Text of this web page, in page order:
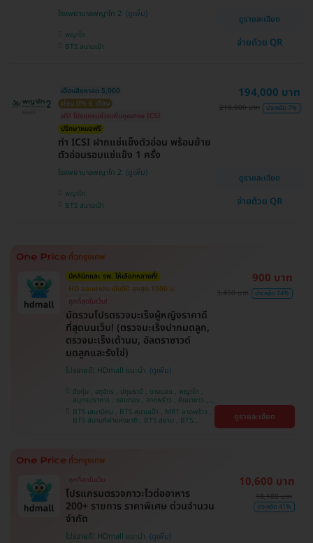
โรงพยาบาลพญาไท 2
พญาไท
BTS สนามเป้า
ดูรายละเอียด
จ่ายด้วย QR
เดือนสิงหาลด 5,000
ผ่อน 0% 6 เดือน
ฟรี! โปรแกรมช่วยเพิ่มคุณภาพ ICSI
ปรึกษาหมอฟรี
ทำ ICSI ฝากแช่แข็งตัวอ่อน พร้อมย้าย
ตัวอ่อนรอบแช่แข็ง 1 ครั้ง
โรงพยาบาลพญาไท 2
พญาไท
BTS สนามเป้า
194,000 บาท
218,000 บาท ประหยัด 7%
ดูรายละเอียด
จ่ายด้วย QR
มีคลินิกและ รพ. ให้เลือกหลายที่!
HD ออกค่าประเมินให้! สูงสุด 1500 บ.
ถูกที่สุดในเว็บ!
มัดรวมโปรตรวจมะเร็งผู้หญิงราคาดี
ที่สุดบนเว็บ! (ตรวจมะเร็งปากมดลูก,
ตรวจมะเร็งเต้านม, อัลตราซาวด์
มดลูกและรังไข่)
โปรขายดี! HDmall แนะนำ
บึงกุ่ม , จตุจักร , ปทุมธานี , บางบอน , พญาไท ,
สมุทรปราการ , จอมทอง , ลาดพร้าว , คันนายาว ,
ปทุมวัน , พระโขนง , ราษฎร์บูรณะ , ภาษีเจริญ ,
หนองแขม , ราชเทวี , ตลิ่งชัน , คลองเตย , บริการ
ถึงบ้าน , บางนา
BTS เสนานิคม , BTS สนามเป้า , MRT ลาดพร้าว ,
BTS สนามกีฬาแห่งชาติ , BTS สยาม , BTS
900 บาท
3,450 บาท ประหยัด 74%
ดูรายละเอียด
ถูกที่สุดในเว็บ
โปรแกรมตรวจภาวะไวต่ออาหาร
200+ รายการ ราคาพิเศษ ด่วนจำนวน
จำกัด
โปรขายดี! HDmall แนะนำ
10,600 บาท
18,100 บาท
ประหยัด 41%